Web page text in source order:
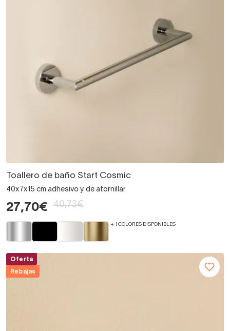
Toallero de baño Start Cosmic
40x7x15 cm adhesivo y de atornillar
27,70€ 40,73€
+ 1 COLORES DISPONIBLES
Oferta
Rebajas